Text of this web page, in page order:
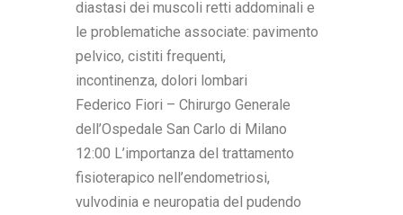
diastasi dei muscoli retti addominali e
le problematiche associate: pavimento
pelvico, cistiti frequenti,
incontinenza, dolori lombari
Federico Fiori – Chirurgo Generale
dell’Ospedale San Carlo di Milano
12:00 L’importanza del trattamento
fisioterapico nell’endometriosi,
vulvodinia e neuropatia del pudendo